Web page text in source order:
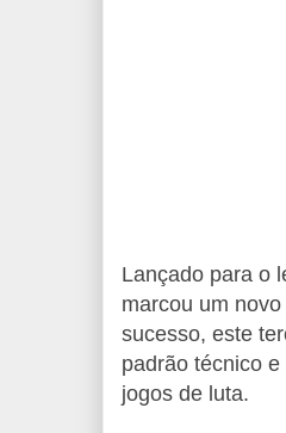
Lançado para o
marcou um
sucesso, este
padrão técnico
jogos de luta.